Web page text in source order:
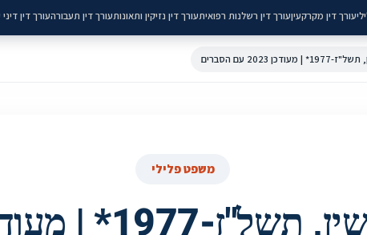
עורך דין מקרקעיןעורך דין רשלנות רפואיתעורך דין נזיקין ותאונותעורך דין תעבורהעורך דין
2023 עם הסברים
משפט פלילי